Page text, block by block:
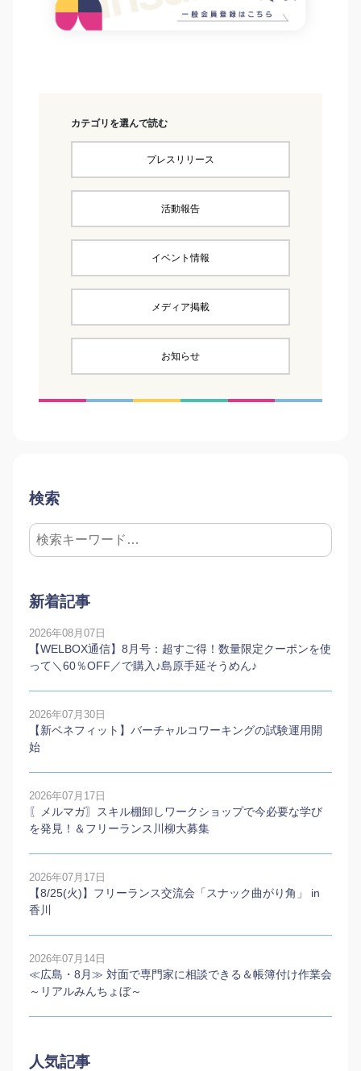
カテゴリを選んで読む
プレスリリース
活動報告
イベント情報
メディア掲載
お知らせ
検索
新着記事
2026年08月07日
【WELBOX通信】8月号：超すご得！数量限定クーポンを使
って＼60％OFF／で購入♪島原手延そうめん♪
2026年07月30日
【新ベネフィット】バーチャルコワーキングの試験運用開
始
2026年07月17日
〖メルマガ〗スキル棚卸しワークショップで今必要な学び
を発見！＆フリーランス川柳大募集
2026年07月17日
【8/25(火)】フリーランス交流会「スナック曲がり角」 in
香川
2026年07月14日
≪広島・8月≫ 対面で専門家に相談できる＆帳簿付け作業会
～リアルみんちょぼ～
人気記事